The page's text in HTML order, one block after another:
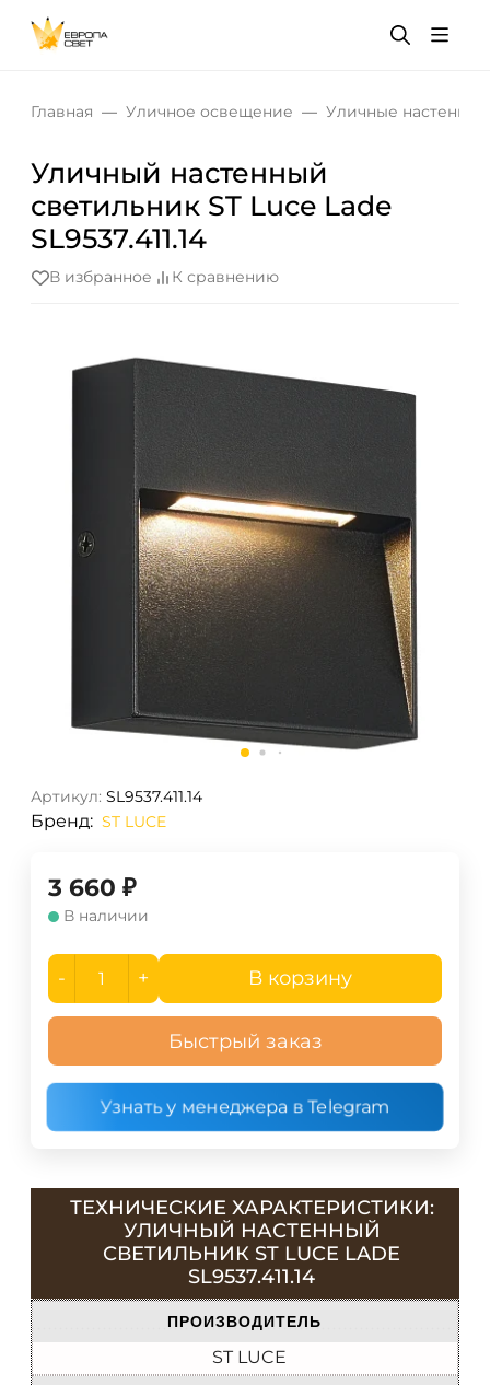
Главная Уличное освещение Уличные
Уличный настенный
светильник ST Luce Lade
SL9537.411.14
В избранное К сравнению
Артикул: SL9537.411.14
Бренд: ST LUCE
3 660 ₽
В наличии
- + В корзину
Быстрый заказ
Узнать у менеджера в Telegram
ТЕХНИЧЕСКИЕ ХАРАКТЕРИСТИКИ:
УЛИЧНЫЙ НАСТЕННЫЙ
СВЕТИЛЬНИК ST LUCE LADE
SL9537.411.14
ПРОИЗВОДИТЕЛЬ
ST LUCE